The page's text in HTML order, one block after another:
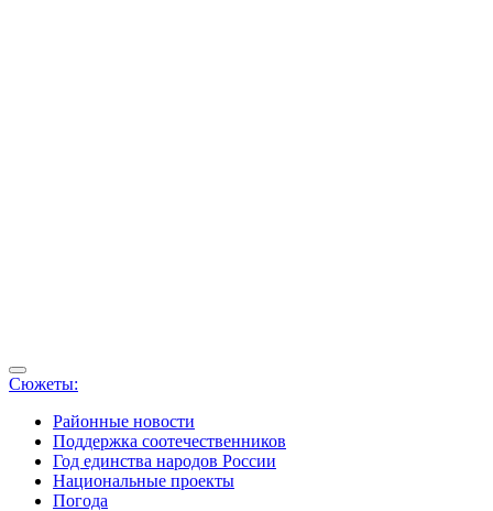
Сюжеты:
Районные новости
Поддержка соотечественников
Год единства народов России
Национальные проекты
Погода